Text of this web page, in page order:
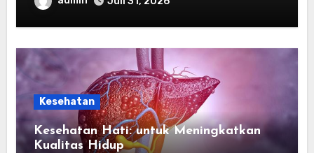
Kesehatan
Kesehatan Hati: untuk Meningkatkan
Kualitas Hidup